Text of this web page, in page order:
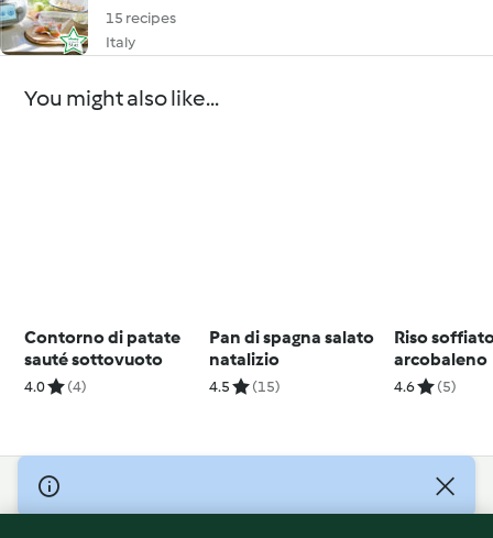
15 recipes
Italy
You might also like...
Contorno di patate
sauté sottovuoto
4.0 (4)
Pan di spagna salato
natalizio
4.5 (15)
Riso
arcobaleno
4.6 (5)
© Copyright 2026